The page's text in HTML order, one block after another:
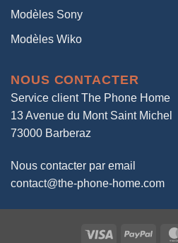
Modèles Sony
Modèles Wiko
NOUS CONTACTER
Service client The Phone Home
13 Avenue du Mont Saint Michel
73000 Barberaz
Nous contacter par email
contact@the-phone-home.com
Visa PayPal